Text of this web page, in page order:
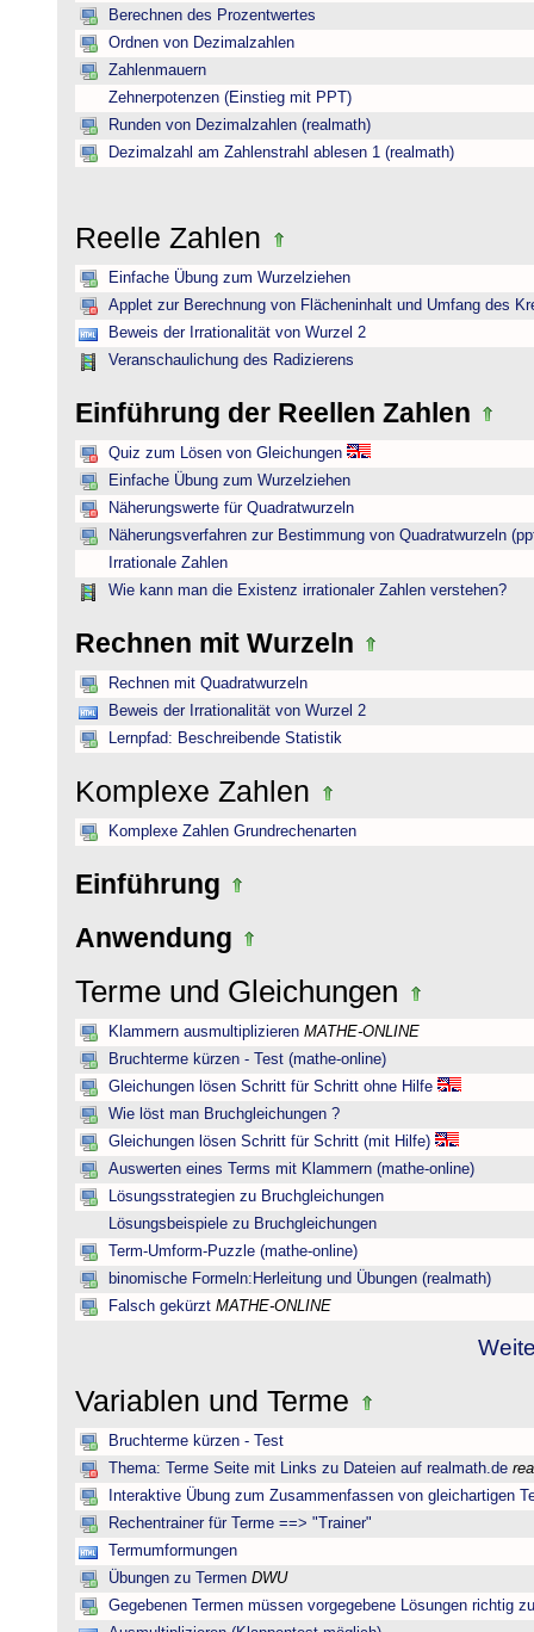
Berechnen des Prozentwertes
Ordnen von Dezimalzahlen
Zahlenmauern
Zehnerpotenzen (Einstieg mit PPT)
Runden von Dezimalzahlen (realmath)
Dezimalzahl am Zahlenstrahl ablesen 1 (realmath)
Reelle Zahlen
Einfache Übung zum Wurzelziehen
Applet zur Berechnung von Flächeninhalt und Umfang des
Beweis der Irrationalität von Wurzel 2
Veranschaulichung des Radizierens
Einführung der Reellen Zahlen
Quiz zum Lösen von Gleichungen
Einfache Übung zum Wurzelziehen
Näherungswerte für Quadratwurzeln
Näherungsverfahren zur Bestimmung von Quadratwurzeln
Irrationale Zahlen
Wie kann man die Existenz irrationaler Zahlen verstehen?
Rechnen mit Wurzeln
Rechnen mit Quadratwurzeln
Beweis der Irrationalität von Wurzel 2
Lernpfad: Beschreibende Statistik
Komplexe Zahlen
Komplexe Zahlen Grundrechenarten
Einführung
Anwendung
Terme und Gleichungen
Klammern ausmultiplizieren MATHE-ONLINE
Bruchterme kürzen - Test (mathe-online)
Gleichungen lösen Schritt für Schritt ohne Hilfe
Wie löst man Bruchgleichungen ?
Gleichungen lösen Schritt für Schritt (mit Hilfe)
Auswerten eines Terms mit Klammern (mathe-online)
Lösungsstrategien zu Bruchgleichungen
Lösungsbeispiele zu Bruchgleichungen
Term-Umform-Puzzle (mathe-online)
binomische Formeln:Herleitung und Übungen (realmath)
Falsch gekürzt MATHE-ONLINE
Variablen und Terme
Bruchterme kürzen - Test
Thema: Terme Seite mit Links zu Dateien auf realmath.de
Interaktive Übung zum Zusammenfassen von gleichartigen
Rechentrainer für Terme ==> "Trainer"
Termumformungen
Übungen zu Termen DWU
Gegebenen Termen müssen vorgegebene Lösungen richtig